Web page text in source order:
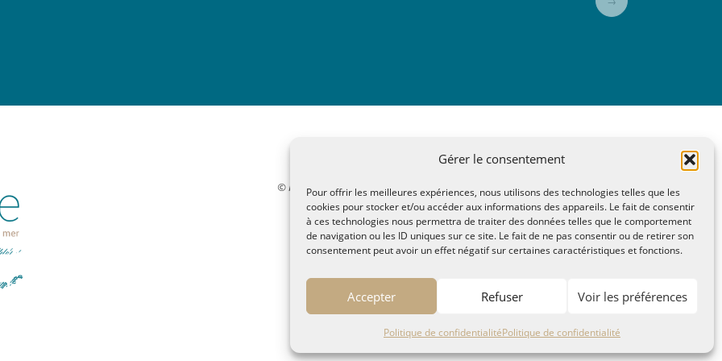
Gérer le consentement
Pour offrir les meilleures expériences, nous utilisons des technologies telles que les
cookies pour stocker et/ou accéder aux informations des appareils. Le fait de consentir
à ces technologies nous permettra de traiter des données telles que le comportement
de navigation ou les ID uniques sur ce site. Le fait de ne pas consentir ou de retirer son
consentement peut avoir un effet négatif sur certaines caractéristiques et fonctions.
Accepter Refuser Voir les préférences
Politique de confidentialitéPolitique de confidentialité
© MALTAE, Mémoire A Lire, Territoire A l'Ecoute / 1995-2025
32, chemin Saint Lazare - Hyères 83400
maltae2(arobase)gmail.com
Politique de confidentialité